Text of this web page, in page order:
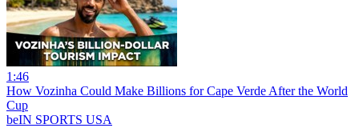
1:46
How Vozinha Could Make Billions for Cape Verde After the World
Cup
beIN SPORTS USA